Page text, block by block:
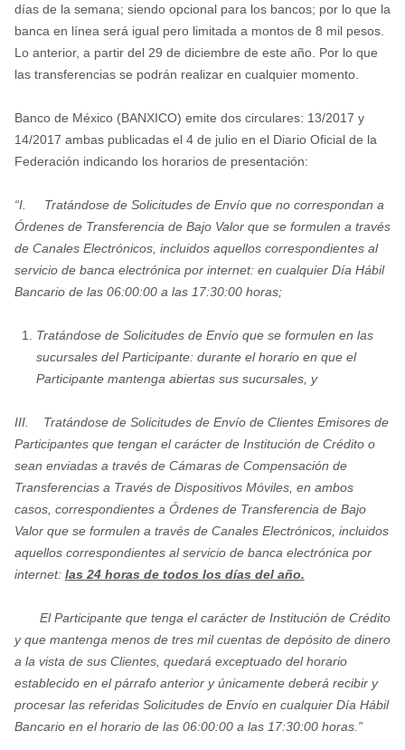
días de la semana; siendo opcional para los bancos; por lo que la
banca en línea será igual pero limitada a montos de 8 mil pesos.
Lo anterior, a partir del 29 de diciembre de este año. Por lo que
las transferencias se podrán realizar en cualquier momento.
Banco de México (BANXICO) emite dos circulares: 13/2017 y
14/2017 ambas publicadas el 4 de julio en el Diario Oficial de la
Federación indicando los horarios de presentación:
“I. Tratándose de Solicitudes de Envío que no correspondan a
Órdenes de Transferencia de Bajo Valor que se formulen a través
de Canales Electrónicos, incluidos aquellos correspondientes al
servicio de banca electrónica por internet: en cualquier Día Hábil
Bancario de las 06:00:00 a las 17:30:00 horas;
Tratándose de Solicitudes de Envío que se formulen en las
sucursales del Participante: durante el horario en que el
Participante mantenga abiertas sus sucursales, y
III. Tratándose de Solicitudes de Envío de Clientes Emisores de
Participantes que tengan el carácter de Institución de Crédito o
sean enviadas a través de Cámaras de Compensación de
Transferencias a Través de Dispositivos Móviles, en ambos
casos, correspondientes a Órdenes de Transferencia de Bajo
Valor que se formulen a través de Canales Electrónicos, incluidos
aquellos correspondientes al servicio de banca electrónica por
internet: las 24 horas de todos los días del año.
El Participante que tenga el carácter de Institución de Crédito
y que mantenga menos de tres mil cuentas de depósito de dinero
a la vista de sus Clientes, quedará exceptuado del horario
establecido en el párrafo anterior y únicamente deberá recibir y
procesar las referidas Solicitudes de Envío en cualquier Día Hábil
Bancario en el horario de las 06:00:00 a las 17:30:00 horas.”